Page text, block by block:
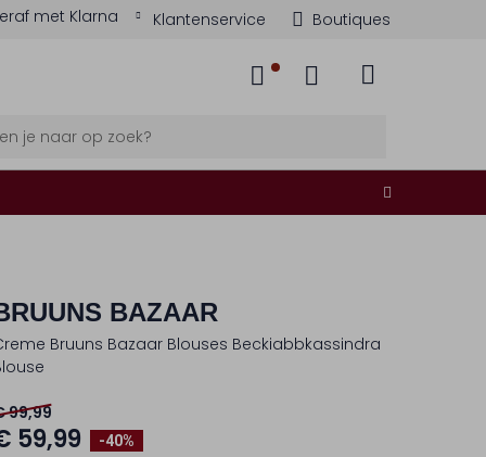
met Klarna Klantenservice Boutiques
BAZAAR
Bruuns Bazaar Blouses Beckiabbkassindra
-40%
99,99
59,99